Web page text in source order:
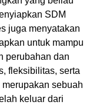
SDM
juga menyatakan
untuk mampu
perubahan dan
fleksibilitas, serta
sebuah
keluar dari